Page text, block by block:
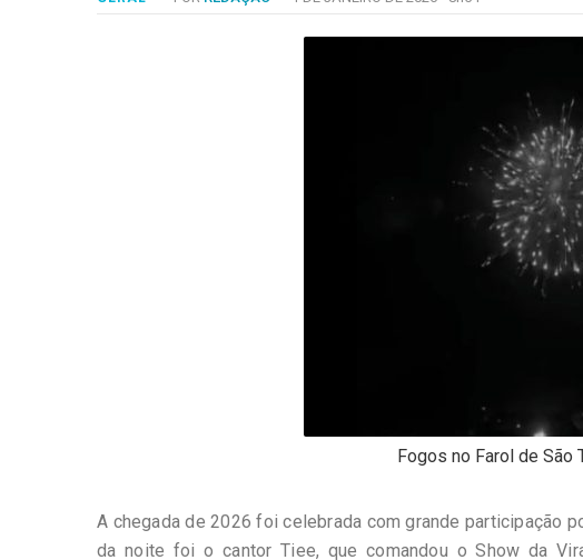
Fogos no Farol de São
A chegada de 2026 foi celebrada com grande participação
da noite foi o cantor Tiee, que comandou o Show da